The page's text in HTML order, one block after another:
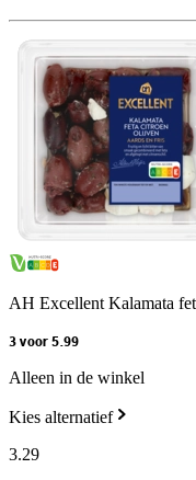
AH Excellent Kalamata
3 voor 5.99
Alleen in de winkel
Kies alternatief
3.29